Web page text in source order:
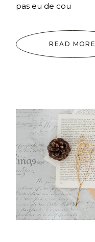
pas eu de cou
READ MORE